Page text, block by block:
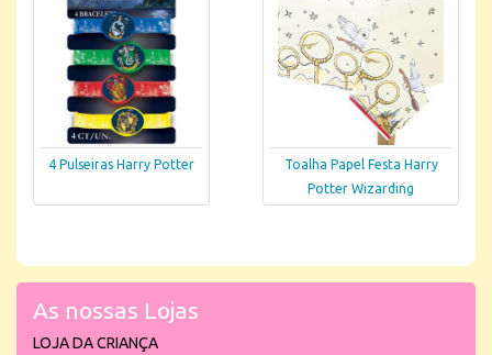
4 Pulseiras Harry Potter
Toalha Papel Festa Harry
Potter Wizarding
As nossas Lojas
LOJA DA CRIANÇA